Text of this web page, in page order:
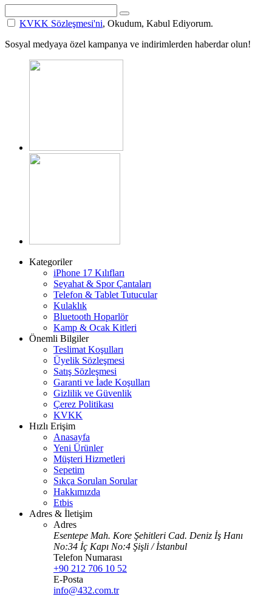
KVKK Sözleşmesi'ni, Okudum, Kabul Ediyorum.
Sosyal medyaya özel kampanya ve indirimlerden haberdar olun!
Kategoriler
iPhone 17 Kılıfları
Seyahat & Spor Çantaları
Telefon & Tablet Tutucular
Kulaklık
Bluetooth Hoparlör
Kamp & Ocak Kitleri
Önemli Bilgiler
Teslimat Koşulları
Üyelik Sözleşmesi
Satış Sözleşmesi
Garanti ve İade Koşulları
Gizlilik ve Güvenlik
Çerez Politikası
KVKK
Hızlı Erişim
Anasayfa
Yeni Ürünler
Müşteri Hizmetleri
Sepetim
Sıkça Sorulan Sorular
Hakkımızda
Etbis
Adres & İletişim
Adres
Esentepe Mah. Kore Şehitleri Cad. Deniz İş Hanı
No:34 İç Kapı No:4 Şişli / İstanbul
Telefon Numarası
+90 212 706 10 52
E-Posta
info@432.com.tr